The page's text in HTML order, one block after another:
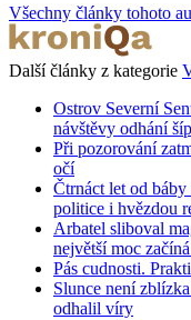
Všechny články tohoto
Další články z kategorie
Ostrov Severní
návštěvy odhání
Při pozorování
očí
Čtrnáct let od
politice i hvězdou
Arbatel sliboval
největší moc
Pás cudnosti.
Slunce není
odhalil víry